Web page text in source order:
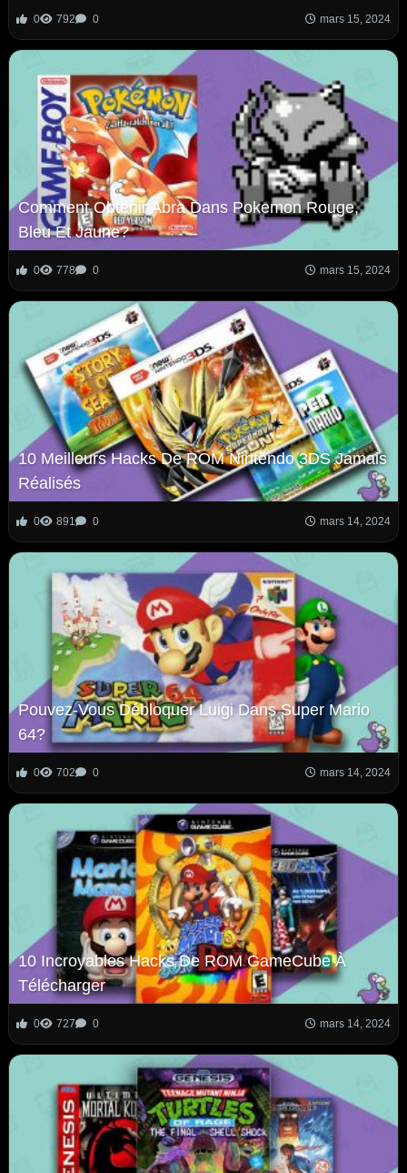
0 792 0 mars 15, 2024
Comment Obtenir Abra Dans Pokemon Rouge,
Bleu Et Jaune?
0 778 0 mars 15, 2024
10 Meilleurs Hacks De ROM Nintendo 3DS Jamais
Réalisés
0 891 0 mars 14, 2024
Pouvez-Vous Débloquer Luigi Dans Super Mario
64?
0 702 0 mars 14, 2024
10 Incroyables Hacks De ROM GameCube À
Télécharger
0 727 0 mars 14, 2024